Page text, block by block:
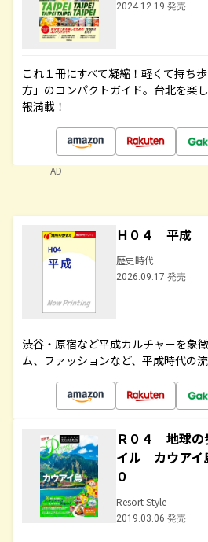
2024.12.19 発売
これ１冊にすべて凝縮！軽くて持ち
方」のコンパクトガイド。台北を楽
報満載！
AD
Ｈ０４ 平成
歴史時代
2026.09.17 発売
渋谷・原宿など平成カルチャーを象
ム、ファッションなど、平成時代の
Ｒ０４ 地球
イル カウアイ
０
Resort Style
2019.03.06 発売